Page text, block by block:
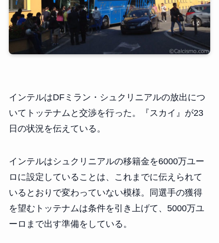
インテルはDFミラン・シュクリニアルの放出につ
いてトッテナムと交渉を行った。『スカイ』が23
日の状況を伝えている。
インテルはシュクリニアルの移籍金を6000万ユー
ロに設定していることは、これまでに伝えられて
いるとおりで変わっていない模様。同選手の獲得
を望むトッテナムは条件を引き上げて、5000万ユ
ーロまで出す準備をしている。